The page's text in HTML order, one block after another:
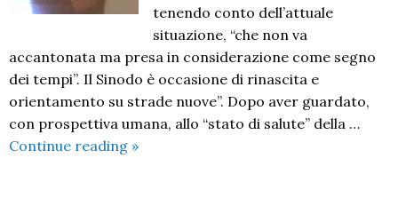
tenendo conto dell’attuale
situazione, “che non va
accantonata ma presa in considerazione come segno
dei tempi”. Il Sinodo è occasione di rinascita e
orientamento su strade nuove”. Dopo aver guardato,
con prospettiva umana, allo “stato di salute” della …
Continue reading Il
»